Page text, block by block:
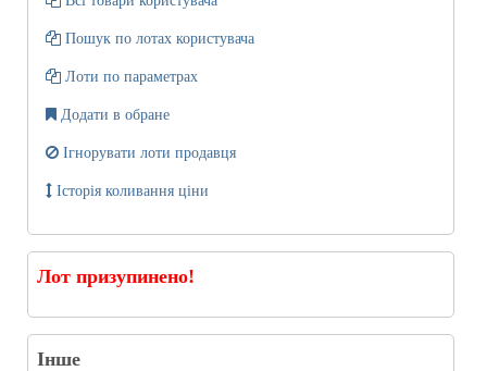
Пошук по лотах користувача
Лоти по параметрах
Додати в обране
Ігнорувати лоти продавця
Історія коливання ціни
Лот призупинено!
Інше